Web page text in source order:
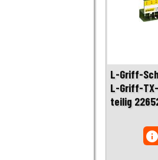
L-Griff-
L-Griff-
teilig